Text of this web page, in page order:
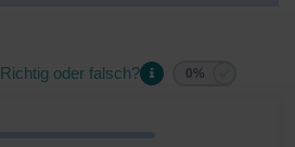
Richtig oder falsch? 0%